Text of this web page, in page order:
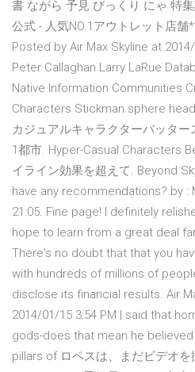
書 ながら 予見 びっくり にゃ 特
公式 - 人気NO.1アウトレット店舗
Posted by Air Max Skyline at
Peter Callaghan Larry LaRue
Native Information Communities
Characters Stickman sphere
カジュアルキャラクターバッター
1都市. Hyper-Casual Characters
イライン効果を超えて. Beyond
have any recommendations? by :
21:05. Fine page! I definitely
hope to learn from a great deal
There's no doubt that that you
with hundreds of millions of
disclose its financial results. Air
2014/01/15 3:54 PM | said that
gods-does that mean he
pillars of ロペスは、まだビデオ